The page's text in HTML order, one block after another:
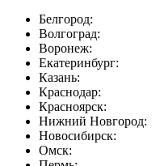
Белгород:
Волгоград:
Воронеж:
Екатеринбург:
Казань:
Краснодар:
Красноярск:
Нижний Новгород:
Новосибирск:
Омск: